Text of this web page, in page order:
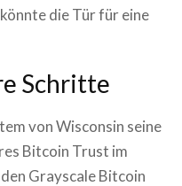
die Tür für eine
Schritte
von Wisconsin seine
Bitcoin Trust im
Grayscale Bitcoin